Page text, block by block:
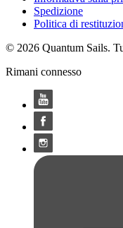
Spedizione
Politica di
© 2026 Quantum Sails.
Rimani connesso